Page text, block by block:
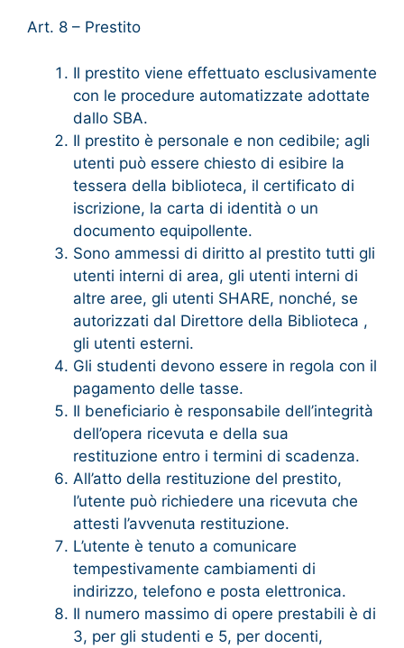
Art. 8 – Prestito
Il prestito viene effettuato esclusivamente
con le procedure automatizzate adottate
dallo SBA.
Il prestito è personale e non cedibile; agli
utenti può essere chiesto di esibire la
tessera della biblioteca, il certificato di
iscrizione, la carta di identità o un
documento equipollente.
Sono ammessi di diritto al prestito tutti gli
utenti interni di area, gli utenti interni di
altre aree, gli utenti SHARE, nonché, se
autorizzati dal Direttore della Biblioteca ,
gli utenti esterni.
Gli studenti devono essere in regola con il
pagamento delle tasse.
Il beneficiario è responsabile dell’integrità
dell’opera ricevuta e della sua
restituzione entro i termini di scadenza.
All’atto della restituzione del prestito,
l’utente può richiedere una ricevuta che
attesti l’avvenuta restituzione.
L’utente è tenuto a comunicare
tempestivamente cambiamenti di
indirizzo, telefono e posta elettronica.
Il numero massimo di opere prestabili è di
3, per gli studenti e 5, per docenti,